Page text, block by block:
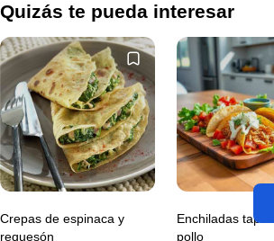
Quizás te pueda interesar
Crepas de espinaca y
requesón
Enchiladas
pollo